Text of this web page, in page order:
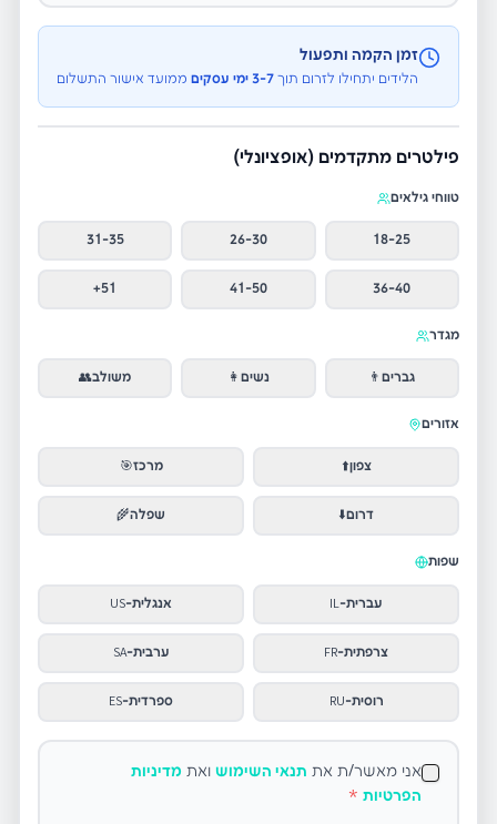
זמן הקמה ותפעול
הלידים יתחילו לזרום תוך 3-7 ימי עסקים ממועד אישור התשלום
פילטרים מתקדמים (אופציונלי)
טווחי גילאים
18-25
26-30
31-35
36-40
41-50
51+
מגדר
גברים👨 נשים👩 משולב👥
אזורים
צפון⬆️ מרכז🎯
דרום⬇️ שפלה🌾
שפות
עברית-
IL אנגלית-
US
צרפתית-
FR ערבית-
SA
רוסית-
RU ספרדית-
ES
אני מאשר/ת את תנאי השימוש ואת מדיניות
הפרטיות *